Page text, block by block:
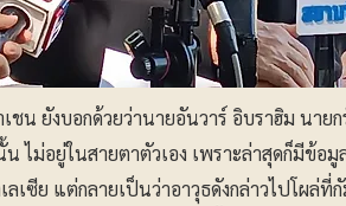
น ยังบอกด้วยว่านายอันวาร์ อิบราฮิม นาย
ไม่อยู่ในสายตาตัวเอง เพราะล่าสุดก็มีข้อมู
เซีย แต่กลายเป็นว่าอาวุธดังกล่าวไปโผล่